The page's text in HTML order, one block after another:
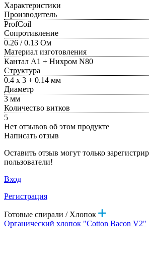
Характеристики
Производитель
ProfCoil
Сопротивление
0.26 / 0.13 Ом
Материал изготовления
Кантал А1 + Нихром N80
Структура
0.4 х 3 + 0.14 мм
Диаметр
3 мм
Количество витков
5
Нет отзывов об этом продукте
Написать отзыв
Оставить отзыв могут только
пользователи!
Вход
Регистрация
Готовые спирали / Хлопок
Органический хлопок "Cotton Bacon V2"